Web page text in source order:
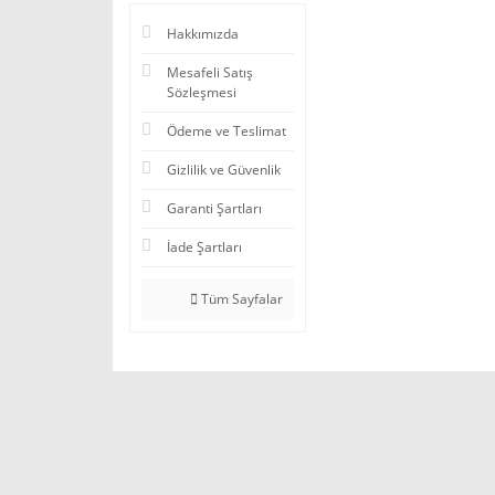
Hakkımızda
Mesafeli Satış
Sözleşmesi
Ödeme ve Teslimat
Gizlilik ve Güvenlik
Garanti Şartları
İade Şartları
Tüm Sayfalar